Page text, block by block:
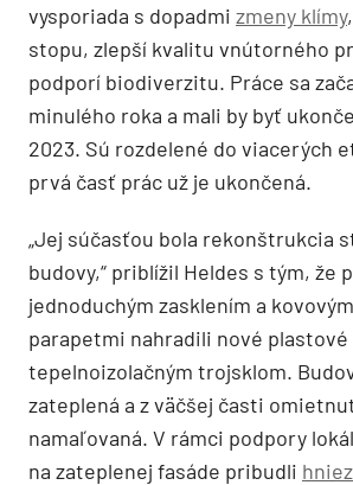
vysporiada s dopadmi zmeny klímy
stopu, zlepší kvalitu vnútorného
podporí biodiverzitu. Práce sa
minulého roka a mali by byť
2023. Sú rozdelené do viacerých
prvá časť prác už je ukončená.
„Jej súčasťou bola rekonštrukcia
budovy,“ priblížil Heldes s tým, že
jednoduchým zasklením a
parapetmi nahradili nové plastové
tepelnoizolačným trojsklom.
zateplená a z väčšej časti
namaľovaná. V rámci podpory
na zateplenej fasáde pribudli